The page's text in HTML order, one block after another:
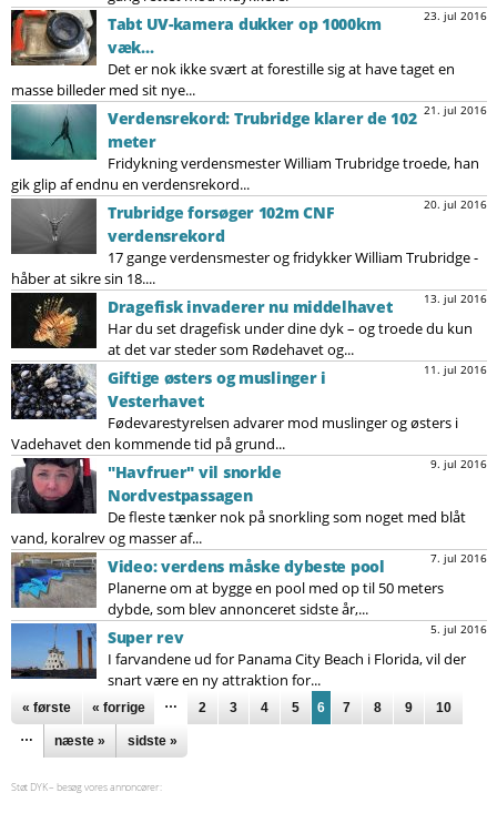
23. jul 2016
Tabt UV-kamera dukker op 1000km
væk...
Det er nok ikke svært at forestille sig at have taget en
masse billeder med sit nye...
21. jul 2016
Verdensrekord: Trubridge klarer de 102
meter
Fridykning verdensmester William Trubridge troede, han
gik glip af endnu en verdensrekord...
20. jul 2016
Trubridge forsøger 102m CNF
verdensrekord
17 gange verdensmester og fridykker William Trubridge -
håber at sikre sin 18....
13. jul 2016
Dragefisk invaderer nu middelhavet
Har du set dragefisk under dine dyk – og troede du kun
at det var steder som Rødehavet og...
11. jul 2016
Giftige østers og muslinger i
Vesterhavet
Fødevarestyrelsen advarer mod muslinger og østers i
Vadehavet den kommende tid på grund...
9. jul 2016
"Havfruer" vil snorkle
Nordvestpassagen
De fleste tænker nok på snorkling som noget med blåt
vand, koralrev og masser af...
7. jul 2016
Video: verdens måske dybeste pool
Planerne om at bygge en pool med op til 50 meters
dybde, som blev annonceret sidste år,...
5. jul 2016
Super rev
I farvandene ud for Panama City Beach i Florida, vil der
snart være en ny attraktion for...
Sider
« første « forrige … 2 3 4 5 6 7 8 9
10
…
næste » sidste »
Støt DYK – besøg vores annoncører: